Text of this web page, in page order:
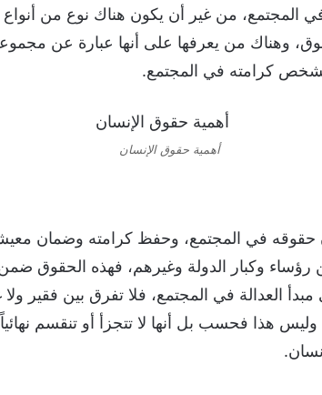
من غير أن يكون هناك نوع من أنواع
وهناك من يعرفها على أنها عبارة عن
كرامته في المجتمع.
أهمية حقوق الإنسان
حقوقه في المجتمع، وحفظ كرامته وضمان
وكبار الدولة وغيرهم، فهذه الحقوق
مبدأ العدالة في المجتمع، فلا تفرق بين فقير
هذا فحسب بل أنها لا تتجزأ أو تنقسم